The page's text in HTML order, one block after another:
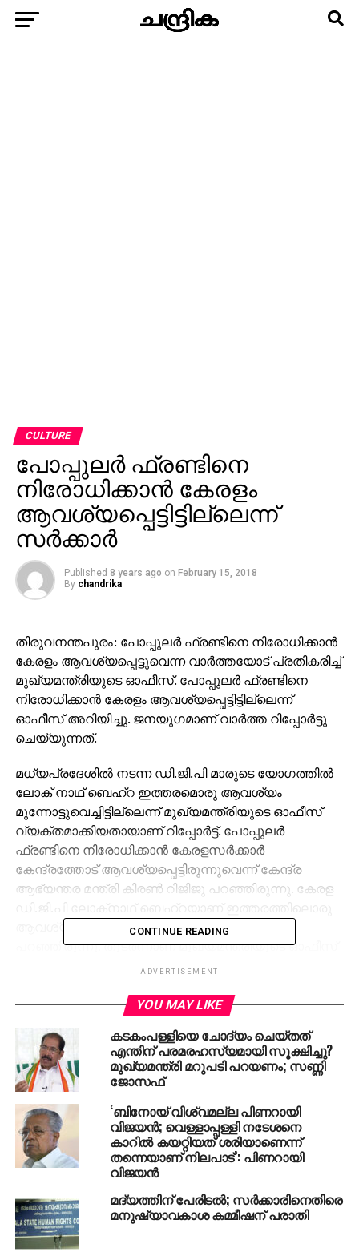
CULTURE
പോപ്പുലര്‍ ഫ്രണ്ടിനെ
നിരോധിക്കാന്‍ കേരളം
ആവശ്യപ്പെട്ടിട്ടില്ലെന്ന്
സര്‍ക്കാര്‍
Published 8 years ago on February 15, 2018
By chandrika
തിരുവനന്തപുരം: പോപ്പുലര്‍ ഫ്രണ്ടിനെ നിരോധിക്കാന്‍
കേരളം ആവശ്യപ്പെട്ടുവെന്ന വാര്‍ത്തയോട് പ്രതികരിച്ച്
മുഖ്യമന്ത്രിയുടെ ഓഫീസ്. പോപ്പുലര്‍ ഫ്രണ്ടിനെ
നിരോധിക്കാന്‍ കേരളം ആവശ്യപ്പെട്ടിട്ടില്ലെന്ന്
ഓഫീസ് അറിയിച്ചു. ജനയുഗമാണ് വാര്‍ത്ത റിപ്പോര്‍ട്ടു
ചെയ്യുന്നത്.
മധ്യപ്രദേശില്‍ നടന്ന ഡി.ജി.പി മാരുടെ യോഗത്തില്‍
ലോക് നാഥ് ബെഹ്‌റ ഇത്തരമൊരു ആവശ്യം
മുന്നോട്ടുവെച്ചിട്ടില്ലെന്ന് മുഖ്യമന്ത്രിയുടെ ഓഫീസ്
വ്യക്തമാക്കിയതായാണ് റിപ്പോര്‍ട്ട്. പോപ്പുലര്‍
ഫ്രണ്ടിനെ നിരോധിക്കാന്‍ കേരളസര്‍ക്കാര്‍
കേന്ദ്രത്തോട് ആവശ്യപ്പെട്ടിരുന്നുവെന്ന് കേന്ദ്ര
ആഭ്യന്തര മന്ത്രി കിരണ്‍ റിജിജു പറഞ്ഞിരുന്നു. കേരള
ആവശ്യം മുന്നോട്ട് വെച്ചതെന്നും അദ്ദേഹം
പറഞ്ഞിരുന്നു. തുടര്‍ന്നാണ് മുഖ്യമന്ത്രിയുടെ ഓഫീസ്
വിഷയത്തില്‍ പ്രതികരണം നടത്തുന്നത്.
RELATED TOPICS: CPM NDF SDPI
UP NEXT
അരലക്ഷത്തിന്റെ കണ്ണടക്കാരെയും കോടികളുടെ
വായ്പക്കാരെയും പ്രചാരണത്തിന് വേണ്ട;
സി.പി.എം നേതാക്കളെ ത്രിപുരയില്‍ അകറ്റി
നിര്‍ത്താന്‍ കാരണങ്ങളേറെ
DON'T MISS
സൈബര്‍ ആക്രമണം വിടാതെ പാര്‍വ്വതി; ‘മൈ
സ്‌റ്റോറി’യിലെ രണ്ടാം ഗാനത്തിനും ഡിസ്‌ലൈക്
CONTINUE READING
ADVERTISEMENT
YOU MAY LIKE
കടകംപള്ളിയെ ചോദ്യം ചെയ്തത്
എന്തിന് പരമരഹസ്യമായി സൂക്ഷിച്ചു?
മുഖ്യമന്ത്രി മറുപടി പറയണം; സണ്ണി
ജോസഫ്
‘ബിനോയ് വിശ്വമല്ല പിണറായി
വിജയൻ; വെള്ളാപ്പള്ളി നടേശനെ
കാറിൽ കയറ്റിയത് ശരിയാണെന്ന്
തന്നെയാണ് നിലപാട്’: പിണറായി
വിജയന്‍
മദ്യത്തിന് പേരിടൽ; സര്‍ക്കാരിനെതിരെ
മനുഷ്യാവകാശ കമ്മീഷന് പരാതി